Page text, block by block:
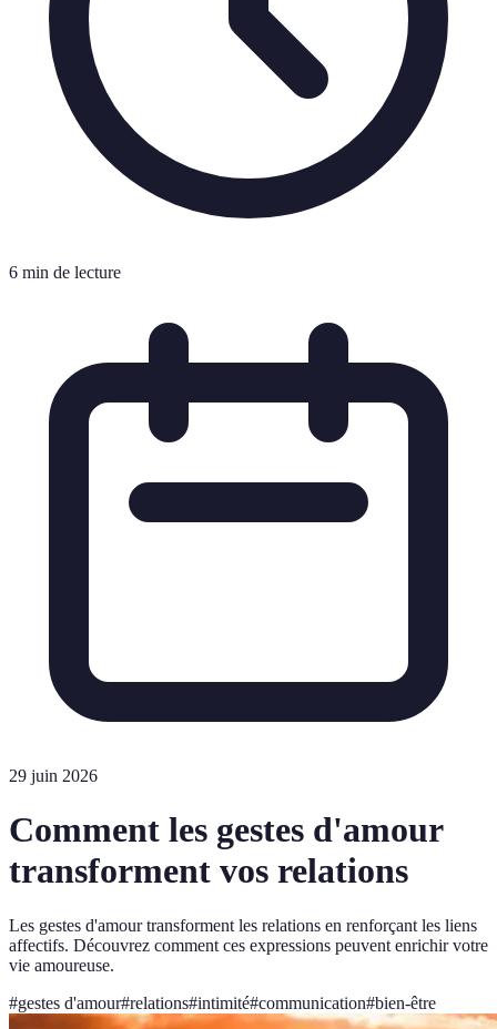
6 min de lecture
29 juin 2026
Comment les gestes d'amour
transforment vos relations
Les gestes d'amour transforment les relations en renforçant les liens
affectifs. Découvrez comment ces expressions peuvent enrichir votre
vie amoureuse.
#gestes d'amour#relations#intimité#communication#bien-être